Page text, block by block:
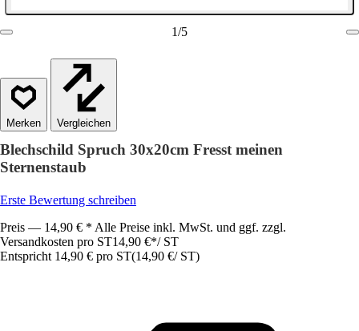
1/5
Vergleichen
Blechschild Spruch 30x20cm Fresst meinen
Sternenstaub
Erste Bewertung schreiben
Preis — 14,90 € * Alle Preise inkl. MwSt. und ggf. zzgl.
Versandkosten pro ST14,90 €*/ ST
Entspricht 14,90 € pro ST(14,90 €/ ST)